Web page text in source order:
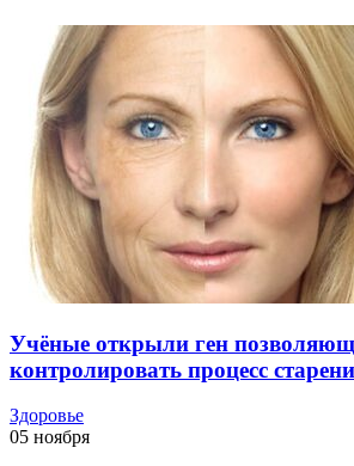
Учёные открыли ген
контролировать процесс
Здоровье
05 ноября